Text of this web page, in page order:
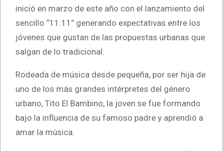
inició en marzo de este año con el lanzamiento del
sencillo “11:11” generando expectativas entre los
jóvenes que gustan de las propuestas urbanas que
salgan de lo tradicional.
Rodeada de música desde pequeña, por ser hija de
uno de los más grandes intérpretes del género
urbano, Tito El Bambino, la joven se fue formando
bajo la influencia de su famoso padre y aprendió a
amar la música.